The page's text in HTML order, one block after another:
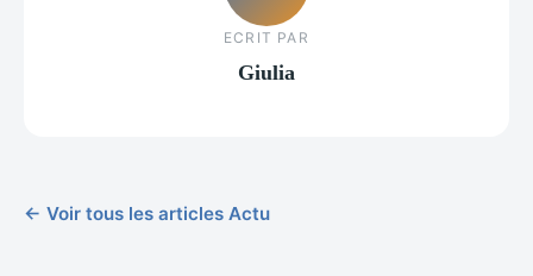
ECRIT PAR
Giulia
← Voir tous les articles Actu